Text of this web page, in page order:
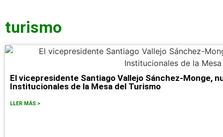
turismo
El vicepresidente Santiago Vallejo Sánchez-Monge,
Institucionales de la Mesa del Turismo
LLER MÁS >